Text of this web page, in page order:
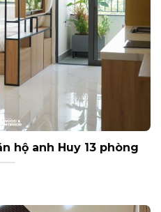
hộ anh Huy 13 phòng